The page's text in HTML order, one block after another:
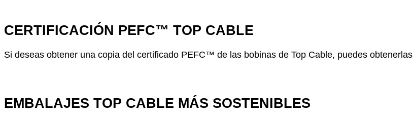
CERTIFICACIÓN PEFC™ TOP CABLE
Si deseas obtener una copia del certificado PEFC™ de las bobinas de Top Cable, puedes obtenerlas
EMBALAJES TOP CABLE MÁS SOSTENIBLES